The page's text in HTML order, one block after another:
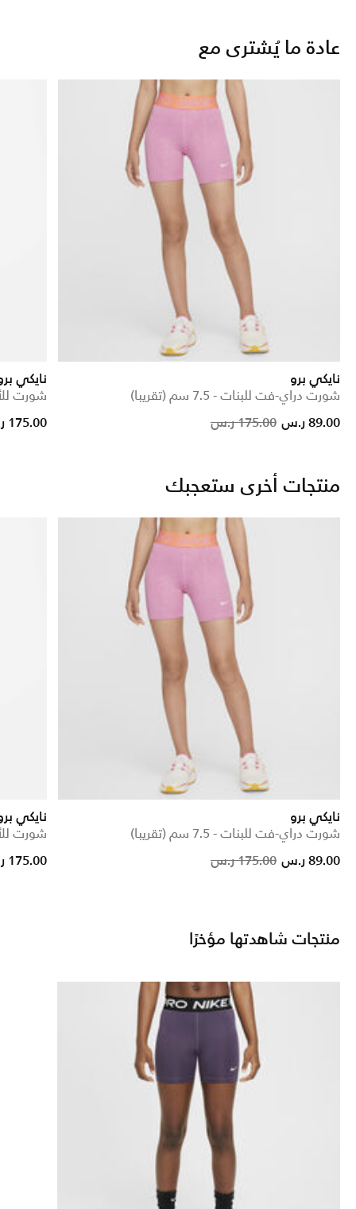
عادة ما يُشترى مع
نايكي برو
شورت دراي-فت للبنات - 7.5 سم (تقريبا)
Price reduced from
175.00 ر.س
to 89.00 ر.س
نايكي
شورت
175.00 ر.س
منتجات أخرى ستعجبك
نايكي برو
شورت دراي-فت للبنات - 7.5 سم (تقريبا)
Price reduced from
175.00 ر.س
to 89.00 ر.س
نايكي
شورت
175.00 ر.س
منتجات شاهدتها مؤخرًا